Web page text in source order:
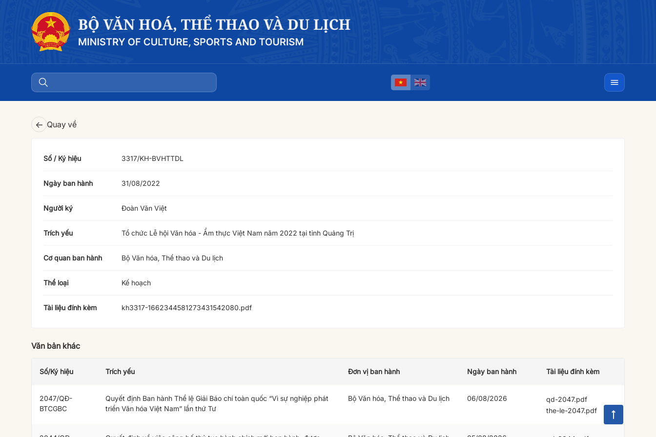
← Quay về
Số / Ký hiệu 3317/KH-BVHTTDL
Ngày ban hành 31/08/2022
Người ký Đoàn Văn Việt
Trích yếu Tổ chức Lễ hội Văn hóa - Ẩm thực Việt Nam năm 2022 tại tỉnh Quảng Trị
Cơ quan ban hành Bộ Văn hóa, Thể thao và Du lịch
Thể loại Kế hoạch
Tài liệu đính kèm kh3317-1662344581273431542080.pdf
Văn bản khác
Số/Ký hiệu Trích yếu Đơn vị ban hành Ngày ban hành Tài liệu đính kèm
2047/QĐ-
BTCGBC
Quyết định Ban hành Thể lệ Giải Báo chí toàn quốc “Vì sự nghiệp phát
triển Văn hóa Việt Nam” lần thứ Tư
Bộ Văn hóa, Thể thao và Du lịch 06/08/2026
qd-2047.pdf
the-le-2047.pdf